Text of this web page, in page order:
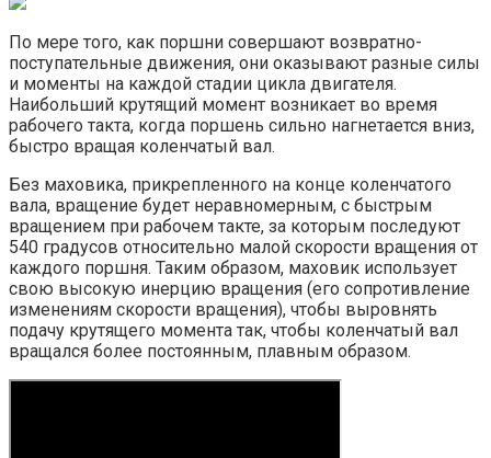
По мере того, как поршни совершают возвратно-
поступательные движения, они оказывают разные силы
и моменты на каждой стадии цикла двигателя.
Наибольший крутящий момент возникает во время
рабочего такта, когда поршень сильно нагнетается вниз,
быстро вращая коленчатый вал.
Без маховика, прикрепленного на конце коленчатого
вала, вращение будет неравномерным, с быстрым
вращением при рабочем такте, за которым последуют
540 градусов относительно малой скорости вращения от
каждого поршня. Таким образом, маховик использует
свою высокую инерцию вращения (его сопротивление
изменениям скорости вращения), чтобы выровнять
подачу крутящего момента так, чтобы коленчатый вал
вращался более постоянным, плавным образом.